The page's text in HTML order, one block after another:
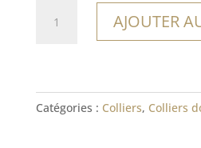
Paloma
AJOUTER
Catégories : Colliers, Colliers